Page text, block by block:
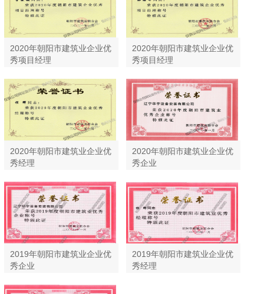
2020年朝阳市建筑业企业优
秀项目经理
2020年朝阳市建筑业企业优
秀项目经理
2020年朝阳市建筑业企业优
秀经理
2020年朝阳市建筑业企业优
秀企业
2019年朝阳市建筑业企业优
秀企业
2019年朝阳市建筑业企业优
秀经理